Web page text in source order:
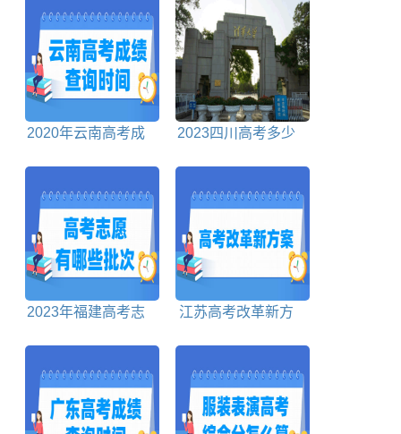
2020年云南高考成
2023四川高考多少
2023年福建高考志
江苏高考改革新方